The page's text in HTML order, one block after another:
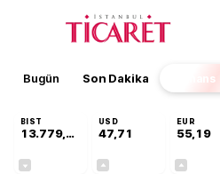
Bugün Son Dakika Finans
BIST
13.779,39
USD
47,71
EUR
55,19